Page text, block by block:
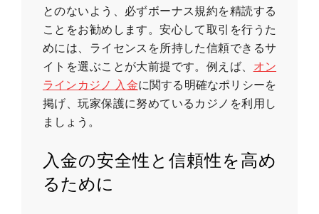
とのないよう、必ずボーナス規約を精読する
ことをお勧めします。安心して取引を行うた
めには、ライセンスを所持した信頼できるサ
イトを選ぶことが大前提です。例えば、 オン
ラインカジノ 入金に関する明確なポリシーを
掲げ、玩家保護に努めているカジノを利用し
ましょう。
入金の安全性と信頼性を高め
るために